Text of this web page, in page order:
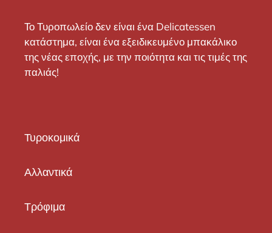
Το Τυροπωλείο δεν είναι ένα Delicatessen
κατάστημα, είναι ένα εξειδικευμένο μπακάλικο
της νέας εποχής, με την ποιότητα και τις τιμές της
παλιάς!
Τυροκομικά
Αλλαντικά
Τρόφιμα